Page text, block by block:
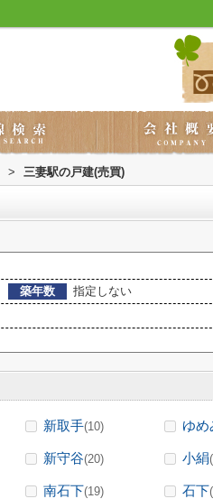
> 三妻駅の戸建(売買)
築年数
指定しない
新取手(10) ゆめ
新守谷(20) 小絹
南石下(19) 石下